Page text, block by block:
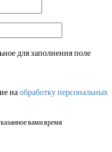
для заполнения поле
наобработку персональных
вами время